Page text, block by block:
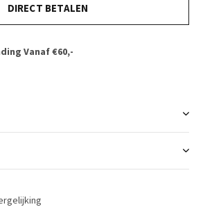
DIRECT BETALEN
Vanaf €60,-